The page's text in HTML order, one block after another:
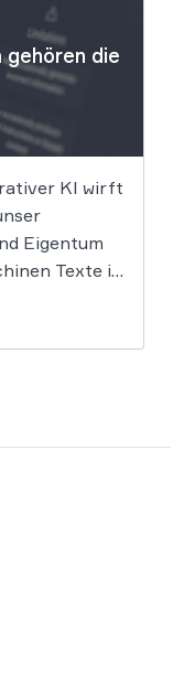
gehören die
KI wirft
Eigentum
Texte in
ob und
Ein Problem,